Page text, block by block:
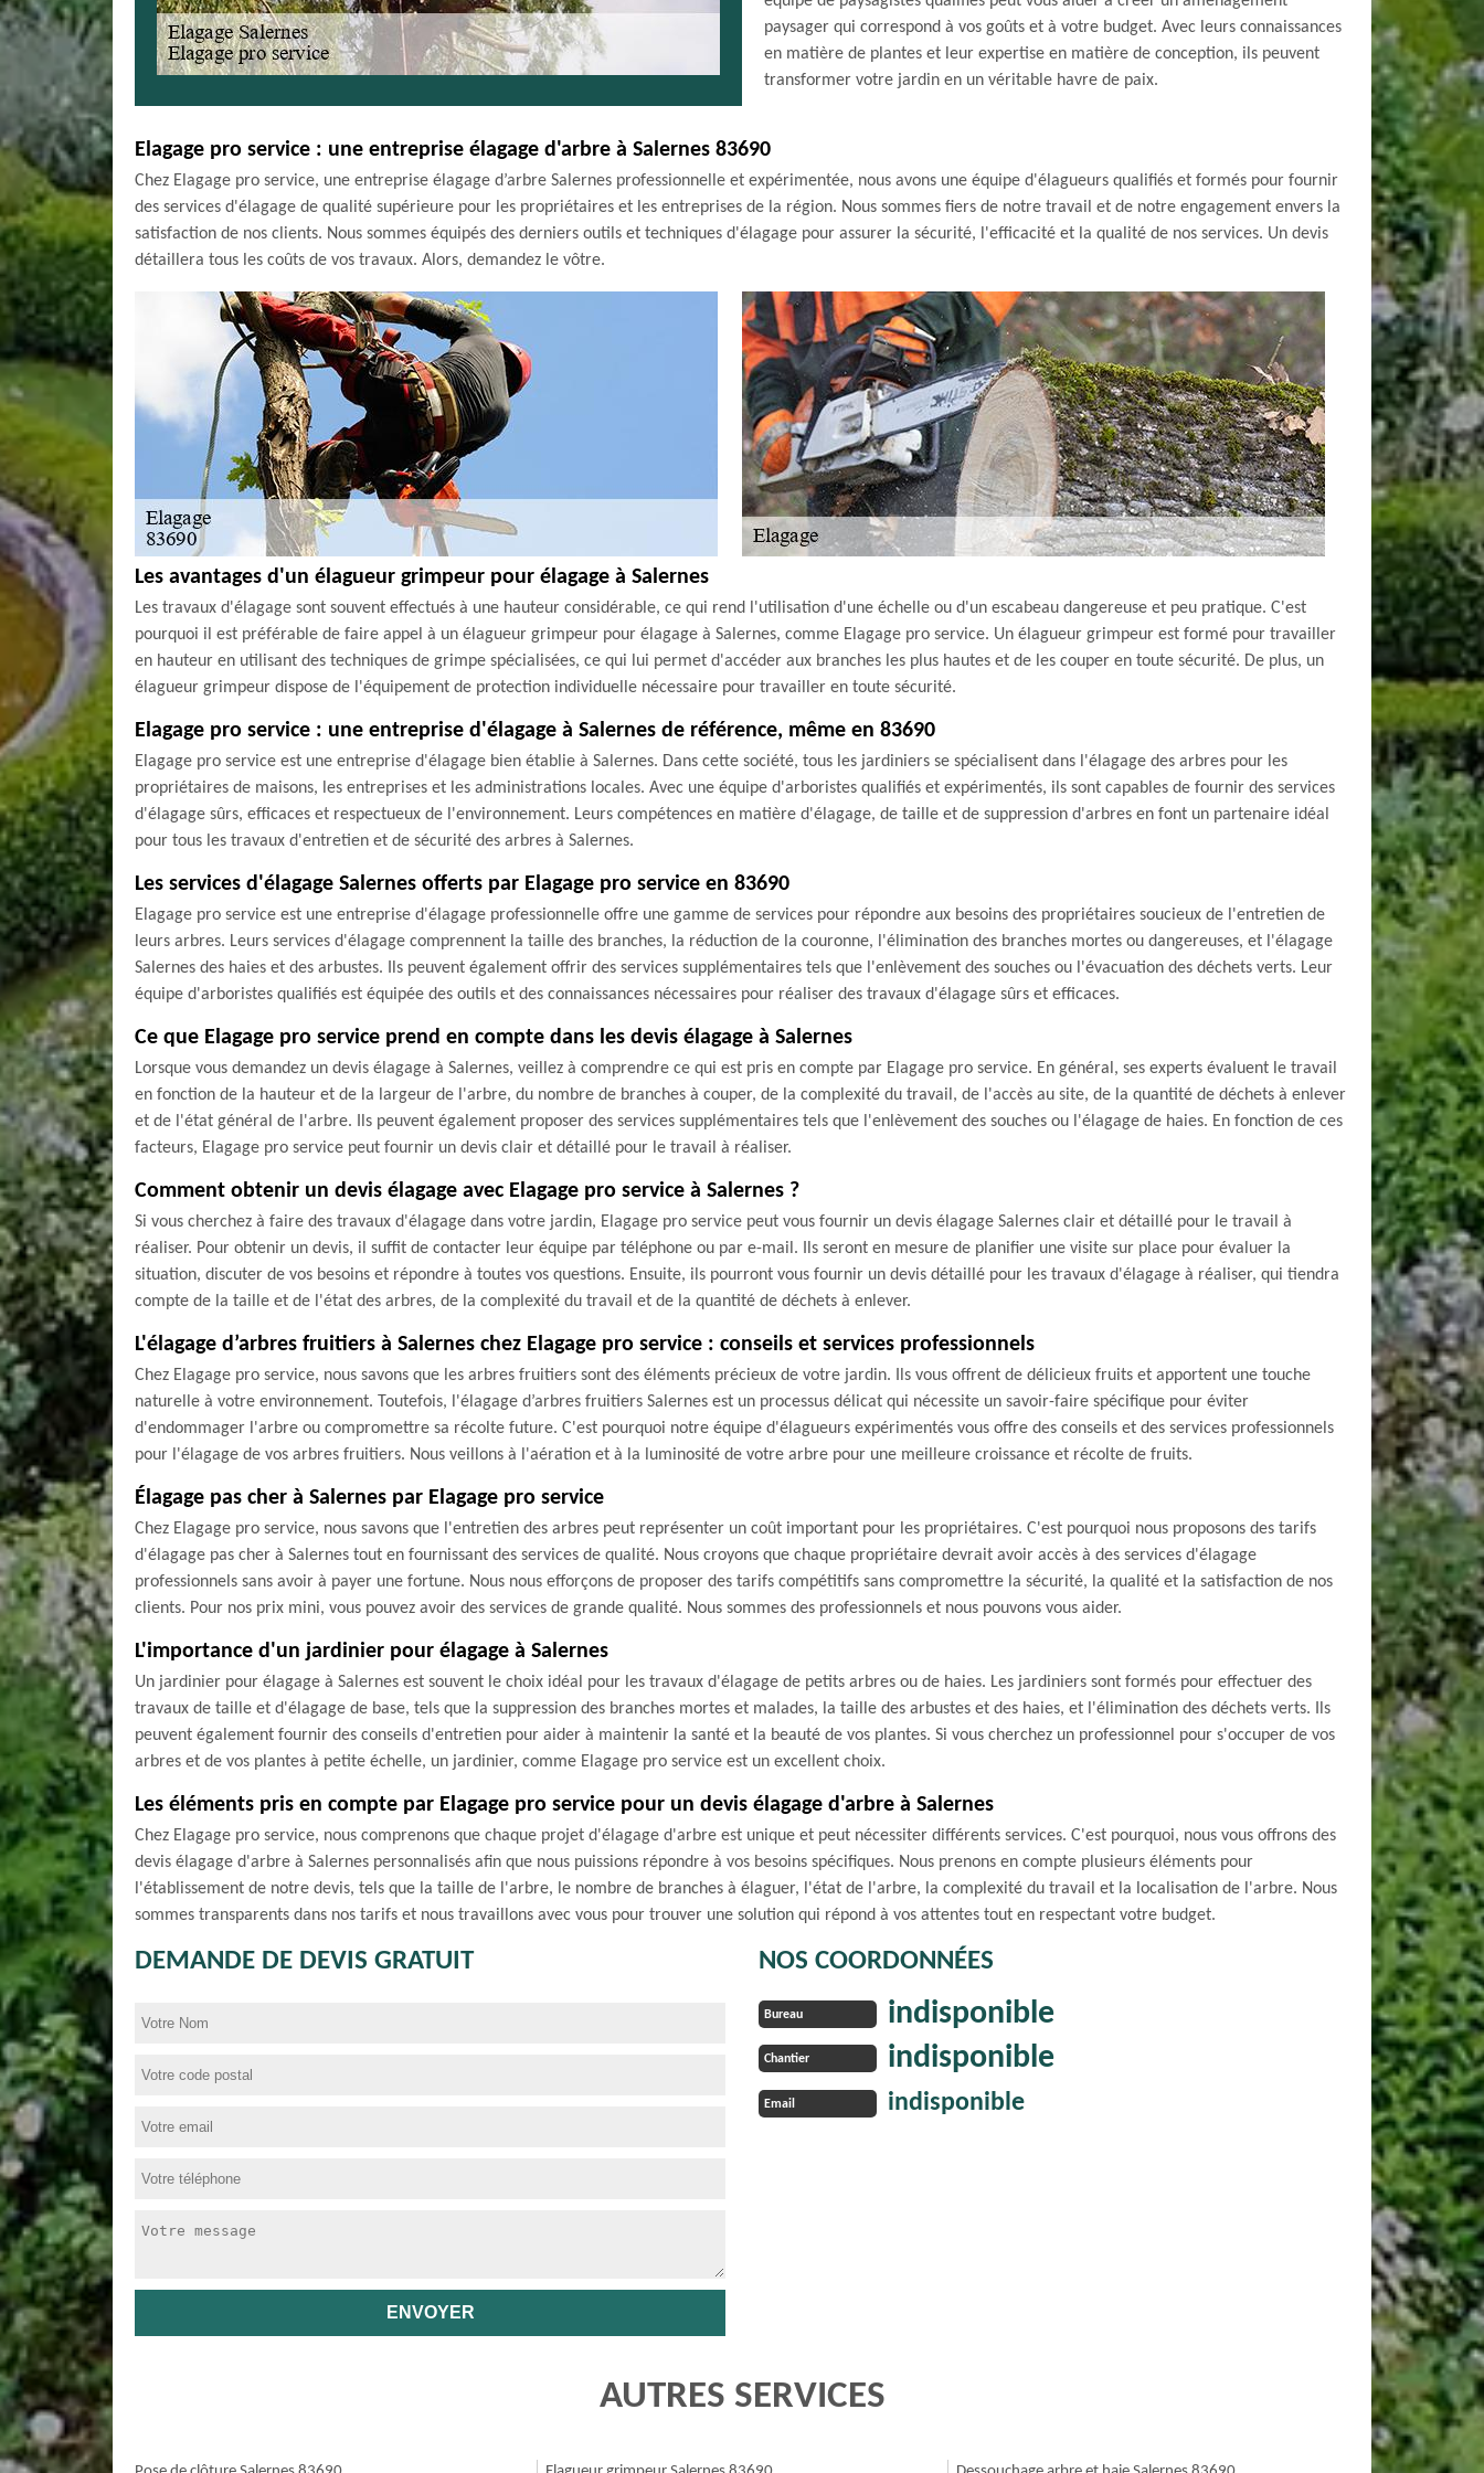
paysager qui correspond à vos goûts et à votre budget. Avec leurs connaissances
en matière de plantes et leur expertise en matière de conception, ils peuvent
transformer votre jardin en un véritable havre de paix.
Elagage pro service : une entreprise élagage d'arbre à Salernes 83690
Chez Elagage pro service, une entreprise élagage d’arbre Salernes professionnelle et expérimentée, nous avons une équipe d'élagueurs qualifiés et formés pour fournir
des services d'élagage de qualité supérieure pour les propriétaires et les entreprises de la région. Nous sommes fiers de notre travail et de notre engagement envers la
satisfaction de nos clients. Nous sommes équipés des derniers outils et techniques d'élagage pour assurer la sécurité, l'efficacité et la qualité de nos services. Un devis
détaillera tous les coûts de vos travaux. Alors, demandez le vôtre.
Les avantages d'un élagueur grimpeur pour élagage à Salernes
Les travaux d'élagage sont souvent effectués à une hauteur considérable, ce qui rend l'utilisation d'une échelle ou d'un escabeau dangereuse et peu pratique. C'est
pourquoi il est préférable de faire appel à un élagueur grimpeur pour élagage à Salernes, comme Elagage pro service. Un élagueur grimpeur est formé pour travailler
en hauteur en utilisant des techniques de grimpe spécialisées, ce qui lui permet d'accéder aux branches les plus hautes et de les couper en toute sécurité. De plus, un
élagueur grimpeur dispose de l'équipement de protection individuelle nécessaire pour travailler en toute sécurité.
Elagage pro service : une entreprise d'élagage à Salernes de référence, même en 83690
Elagage pro service est une entreprise d'élagage bien établie à Salernes. Dans cette société, tous les jardiniers se spécialisent dans l'élagage des arbres pour les
propriétaires de maisons, les entreprises et les administrations locales. Avec une équipe d'arboristes qualifiés et expérimentés, ils sont capables de fournir des services
d'élagage sûrs, efficaces et respectueux de l'environnement. Leurs compétences en matière d'élagage, de taille et de suppression d'arbres en font un partenaire idéal
pour tous les travaux d'entretien et de sécurité des arbres à Salernes.
Les services d'élagage Salernes offerts par Elagage pro service en 83690
Elagage pro service est une entreprise d'élagage professionnelle offre une gamme de services pour répondre aux besoins des propriétaires soucieux de l'entretien de
leurs arbres. Leurs services d'élagage comprennent la taille des branches, la réduction de la couronne, l'élimination des branches mortes ou dangereuses, et l'élagage
Salernes des haies et des arbustes. Ils peuvent également offrir des services supplémentaires tels que l'enlèvement des souches ou l'évacuation des déchets verts. Leur
équipe d'arboristes qualifiés est équipée des outils et des connaissances nécessaires pour réaliser des travaux d'élagage sûrs et efficaces.
Ce que Elagage pro service prend en compte dans les devis élagage à Salernes
Lorsque vous demandez un devis élagage à Salernes, veillez à comprendre ce qui est pris en compte par Elagage pro service. En général, ses experts évaluent le travail
en fonction de la hauteur et de la largeur de l'arbre, du nombre de branches à couper, de la complexité du travail, de l'accès au site, de la quantité de déchets à enlever
et de l'état général de l'arbre. Ils peuvent également proposer des services supplémentaires tels que l'enlèvement des souches ou l'élagage de haies. En fonction de ces
facteurs, Elagage pro service peut fournir un devis clair et détaillé pour le travail à réaliser.
Comment obtenir un devis élagage avec Elagage pro service à Salernes ?
Si vous cherchez à faire des travaux d'élagage dans votre jardin, Elagage pro service peut vous fournir un devis élagage Salernes clair et détaillé pour le travail à
réaliser. Pour obtenir un devis, il suffit de contacter leur équipe par téléphone ou par e-mail. Ils seront en mesure de planifier une visite sur place pour évaluer la
situation, discuter de vos besoins et répondre à toutes vos questions. Ensuite, ils pourront vous fournir un devis détaillé pour les travaux d'élagage à réaliser, qui tiendra
compte de la taille et de l'état des arbres, de la complexité du travail et de la quantité de déchets à enlever.
L'élagage d’arbres fruitiers à Salernes chez Elagage pro service : conseils et services professionnels
Chez Elagage pro service, nous savons que les arbres fruitiers sont des éléments précieux de votre jardin. Ils vous offrent de délicieux fruits et apportent une touche
naturelle à votre environnement. Toutefois, l'élagage d’arbres fruitiers Salernes est un processus délicat qui nécessite un savoir-faire spécifique pour éviter
d'endommager l'arbre ou compromettre sa récolte future. C'est pourquoi notre équipe d'élagueurs expérimentés vous offre des conseils et des services professionnels
pour l'élagage de vos arbres fruitiers. Nous veillons à l'aération et à la luminosité de votre arbre pour une meilleure croissance et récolte de fruits.
Élagage pas cher à Salernes par Elagage pro service
Chez Elagage pro service, nous savons que l'entretien des arbres peut représenter un coût important pour les propriétaires. C'est pourquoi nous proposons des tarifs
d'élagage pas cher à Salernes tout en fournissant des services de qualité. Nous croyons que chaque propriétaire devrait avoir accès à des services d'élagage
professionnels sans avoir à payer une fortune. Nous nous efforçons de proposer des tarifs compétitifs sans compromettre la sécurité, la qualité et la satisfaction de nos
clients. Pour nos prix mini, vous pouvez avoir des services de grande qualité. Nous sommes des professionnels et nous pouvons vous aider.
L'importance d'un jardinier pour élagage à Salernes
Un jardinier pour élagage à Salernes est souvent le choix idéal pour les travaux d'élagage de petits arbres ou de haies. Les jardiniers sont formés pour effectuer des
travaux de taille et d'élagage de base, tels que la suppression des branches mortes et malades, la taille des arbustes et des haies, et l'élimination des déchets verts. Ils
peuvent également fournir des conseils d'entretien pour aider à maintenir la santé et la beauté de vos plantes. Si vous cherchez un professionnel pour s'occuper de vos
arbres et de vos plantes à petite échelle, un jardinier, comme Elagage pro service est un excellent choix.
Les éléments pris en compte par Elagage pro service pour un devis élagage d'arbre à Salernes
Chez Elagage pro service, nous comprenons que chaque projet d'élagage d'arbre est unique et peut nécessiter différents services. C'est pourquoi, nous vous offrons des
devis élagage d'arbre à Salernes personnalisés afin que nous puissions répondre à vos besoins spécifiques. Nous prenons en compte plusieurs éléments pour
l'établissement de notre devis, tels que la taille de l'arbre, le nombre de branches à élaguer, l'état de l'arbre, la complexité du travail et la localisation de l'arbre. Nous
sommes transparents dans nos tarifs et nous travaillons avec vous pour trouver une solution qui répond à vos attentes tout en respectant votre budget.
DEMANDE DE DEVIS GRATUIT NOS COORDONNÉES
Bureau indisponible
Chantier indisponible
Email indisponible
AUTRES SERVICES